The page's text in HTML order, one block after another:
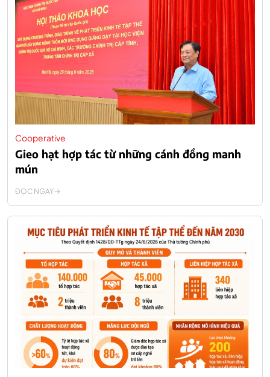
Cooperative
Gieo hạt hợp tác từ những cánh đồng manh
mún
ĐỌC NGAY